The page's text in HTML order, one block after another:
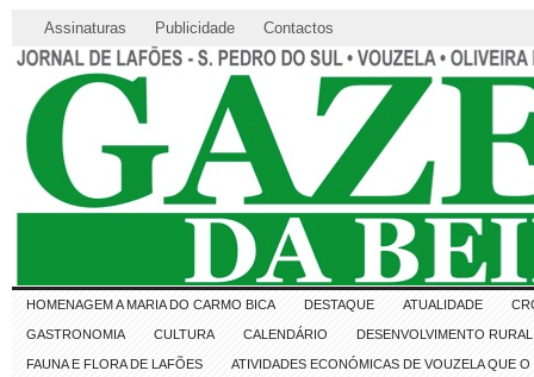
Assinaturas Publicidade Contactos
HOMENAGEM A MARIA DO CARMO BICA DESTAQUE ATUALIDADE
GASTRONOMIA CULTURA CALENDÁRIO DESENVOLVIMENTO RURAL
FAUNA E FLORA DE LAFÕES ATIVIDADES ECONÓMICAS DE VOUZELA QUE